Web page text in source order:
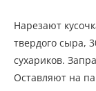
Нарезают
твердого сыра,
сухариков.
Оставляют на